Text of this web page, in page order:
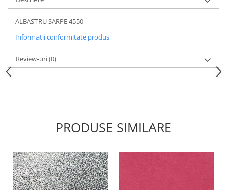
ALBASTRU SARPE 4550
Informatii conformitate produs
Review-uri(0)
PRODUSE SIMILARE